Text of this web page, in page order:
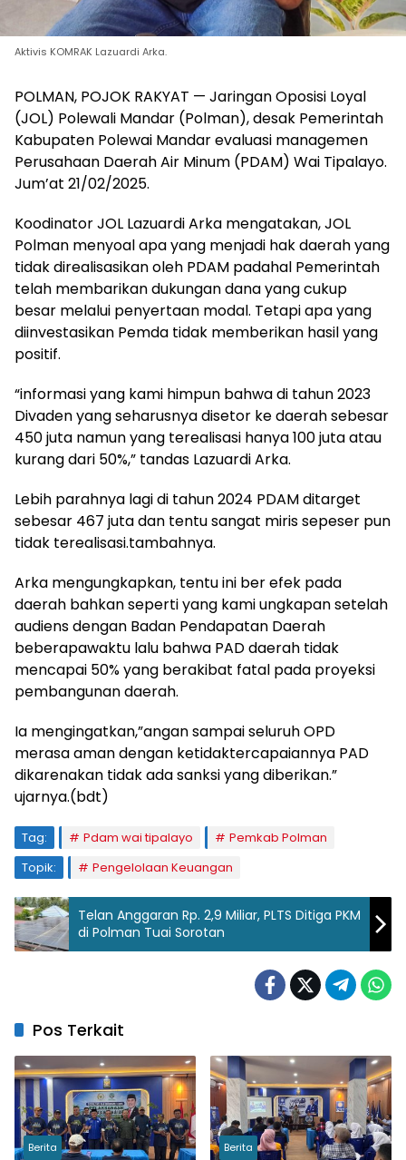
Aktivis KOMRAK Lazuardi Arka.
POLMAN, POJOK RAKYAT — Jaringan Oposisi Loyal
(JOL) Polewali Mandar (Polman), desak Pemerintah
Kabupaten Polewai Mandar evaluasi managemen
Perusahaan Daerah Air Minum (PDAM) Wai Tipalayo.
Jum’at 21/02/2025.
Koodinator JOL Lazuardi Arka mengatakan, JOL
Polman menyoal apa yang menjadi hak daerah yang
tidak direalisasikan oleh PDAM padahal Pemerintah
telah membarikan dukungan dana yang cukup
besar melalui penyertaan modal. Tetapi apa yang
diinvestasikan Pemda tidak memberikan hasil yang
positif.
“informasi yang kami himpun bahwa di tahun 2023
Divaden yang seharusnya disetor ke daerah sebesar
450 juta namun yang terealisasi hanya 100 juta atau
kurang dari 50%,” tandas Lazuardi Arka.
Lebih parahnya lagi di tahun 2024 PDAM ditarget
sebesar 467 juta dan tentu sangat miris sepeser pun
tidak terealisasi.tambahnya.
Arka mengungkapkan, tentu ini ber efek pada
daerah bahkan seperti yang kami ungkapan setelah
audiens dengan Badan Pendapatan Daerah
beberapawaktu lalu bahwa PAD daerah tidak
mencapai 50% yang berakibat fatal pada proyeksi
pembangunan daerah.
Ia mengingatkan,”angan sampai seluruh OPD
merasa aman dengan ketidaktercapaiannya PAD
dikarenakan tidak ada sanksi yang diberikan.”
ujarnya.(bdt)
Tag: Pdam wai tipalayo
Pemkab Polman
Topik:
Pengelolaan Keuangan
Telan Anggaran Rp. 2,9 Miliar, PLTS Ditiga PKM
di Polman Tuai Sorotan
Pos Terkait
Berita Berita